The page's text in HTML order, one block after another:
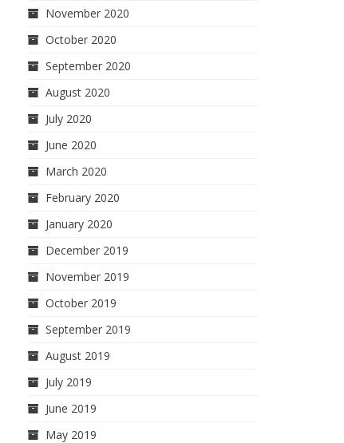
November 2020
October 2020
September 2020
August 2020
July 2020
June 2020
March 2020
February 2020
January 2020
December 2019
November 2019
October 2019
September 2019
August 2019
July 2019
June 2019
May 2019